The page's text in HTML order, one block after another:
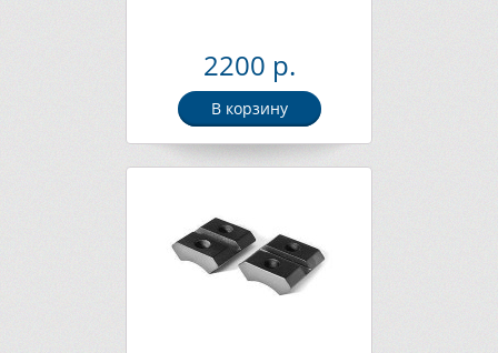
2200 р.
В корзину